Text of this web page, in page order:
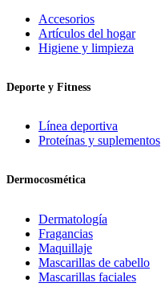
Accesorios
Artículos del hogar
Higiene y limpieza
Deporte y Fitness
Línea deportiva
Proteínas y suplementos
Dermocosmética
Dermatología
Fragancias
Maquillaje
Mascarillas de cabello
Mascarillas faciales